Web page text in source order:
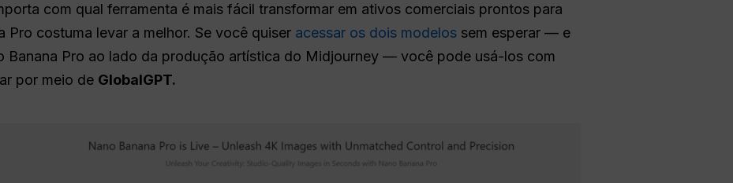
com qual ferramenta é mais fácil transformar em ativos comerciais prontos para
Pro costuma levar a melhor. Se você quiser acessar os dois modelos sem esperar — e
Banana Pro ao lado da produção artística do Midjourney — você pode usá-los com
por meio de GlobalGPT.